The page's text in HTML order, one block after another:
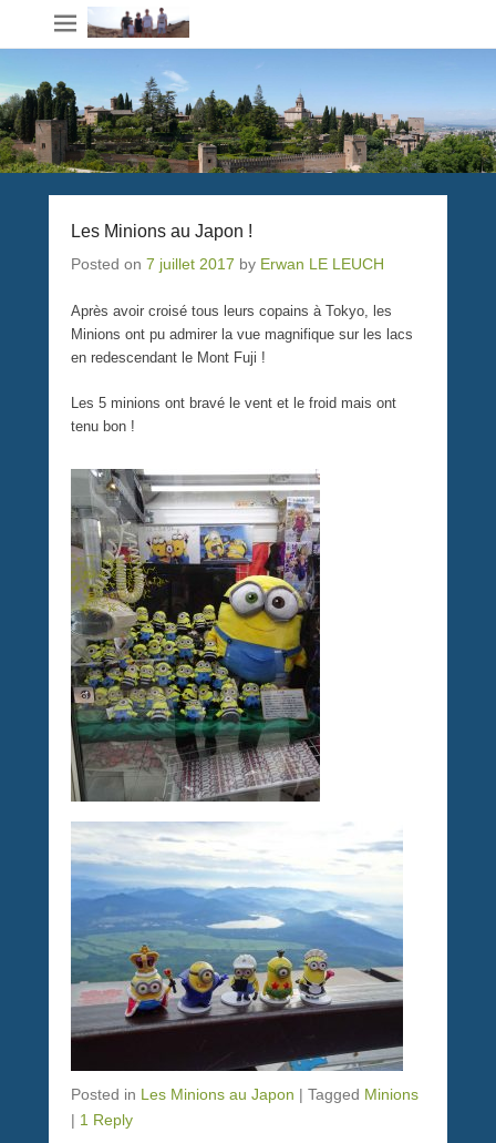
Les Minions au Japon !
Posted on 7 juillet 2017 by Erwan LE LEUCH
Après avoir croisé tous leurs copains à Tokyo, les
Minions ont pu admirer la vue magnifique sur les lacs
en redescendant le Mont Fuji !
Les 5 minions ont bravé le vent et le froid mais ont
tenu bon !
Posted in Les Minions au Japon | Tagged Minions
| 1 Reply